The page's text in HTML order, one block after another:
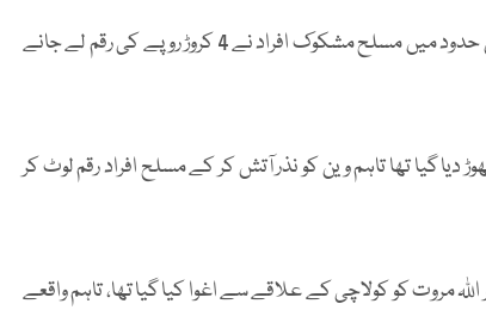
یاد رہے کہ یکم اگست کو کولاچی کے علاقے ہتھالہ پولیس اسٹیشن کی حدود میں مسلح مشکوک افراد نے 4 کروڑ روپے کی رقم لے جانے
دیا گیا تھا تاہم وین کو نذر آتش کر کے مسلح افراد رقم لوٹ کر
اللہ مروت کو کولاچی کے علاقے سے اغوا کیا گیا تھا، تاہم واقعے